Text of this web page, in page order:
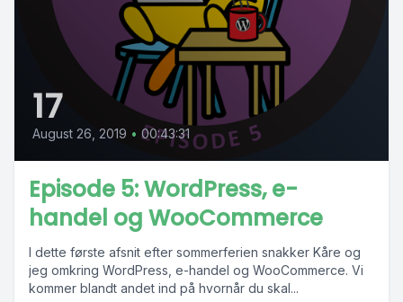
17
August 26, 2019 • 00:43:31
Episode 5: WordPress, e-
handel og WooCommerce
I dette første afsnit efter sommerferien snakker Kåre og
jeg omkring WordPress, e-handel og WooCommerce. Vi
kommer blandt andet ind på hvornår du skal...